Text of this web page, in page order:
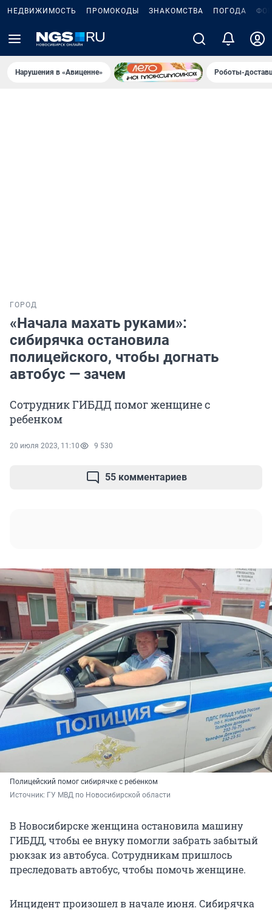
НЕДВИЖИМОСТЬ ПРОМОКОДЫ ЗНАКОМСТВА ПОГОДА
Нарушения в «Авиценне» Роботы-
ГОРОД
«Начала махать руками»:
сибирячка остановила
полицейского, чтобы догнать
автобус — зачем
Сотрудник ГИБДД помог женщине с
ребенком
20 июля 2023, 11:10 9 530
55 комментариев
Полицейский помог сибирячке с ребенком
Источник: ГУ МВД по Новосибирской области
В Новосибирске женщина остановила машину
ГИБДД, чтобы ее внуку помогли забрать забытый
рюкзак из автобуса. Сотрудникам пришлось
преследовать автобус, чтобы помочь женщине.
Инцидент произошел в начале июня. Сибирячка